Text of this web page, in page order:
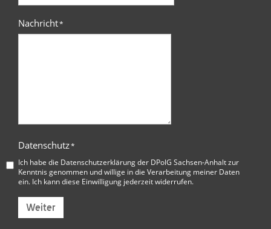
Nachricht*
Datenschutz*
Ich habe die Datenschutzerklärung der DPolG Sachsen-Anhaltzur
Kenntnis genommen und willige in die Verarbeitung meiner Daten
ein. Ich kann diese Einwilligung jederzeit widerrufen.
Weiter